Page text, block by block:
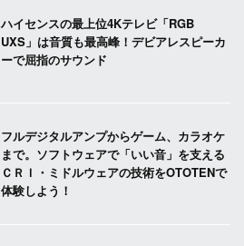
ハイセンスの最上位4Kテレビ「RGB
UXS」は音質も最高峰！デビアレスピーカ
ーで屈指のサウンド
フルデジタルアンプからゲーム、カラオケ
まで。ソフトウェアで「いい音」を支える
ＣＲＩ・ミドルウェアの技術をOTOTENで
体験しよう！